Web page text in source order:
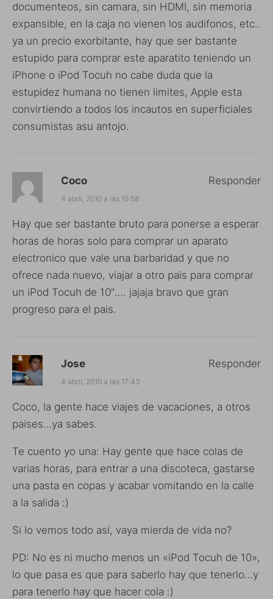
documenteos, sin camara, sin HDMI, sin memoria
expansible, en la caja no vienen los audifonos, etc..
ya un precio exorbitante, hay que ser bastante
estupido para comprar este aparatito teniendo un
iPhone o iPod Tocuh no cabe duda que la
estupidez humana no tienen limites, Apple esta
convirtiendo a todos los incautos en superficiales
consumistas asu antojo.
Coco
4 abril, 2010 a las 15:58
Hay que ser bastante bruto para ponerse a esperar
horas de horas solo para comprar un aparato
electronico que vale una barbaridad y que no
ofrece nada nuevo, viajar a otro pais para comprar
un iPod Tocuh de 10″…. jajaja bravo que gran
progreso para el pais.
Responder
Jose
4 abril, 2010 a las 17:43
Coco, la gente hace viajes de vacaciones, a otros
paises…ya sabes.
Te cuento yo una: Hay gente que hace colas de
varias horas, para entrar a una discoteca, gastarse
una pasta en copas y acabar vomitando en la calle
a la salida :)
Si lo vemos todo así, vaya mierda de vida no?
PD: No es ni mucho menos un «iPod Tocuh de 10»,
lo que pasa es que para saberlo hay que tenerlo…y
para tenerlo hay que hacer cola :)
Responder